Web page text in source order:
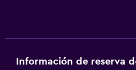
Información de reserva